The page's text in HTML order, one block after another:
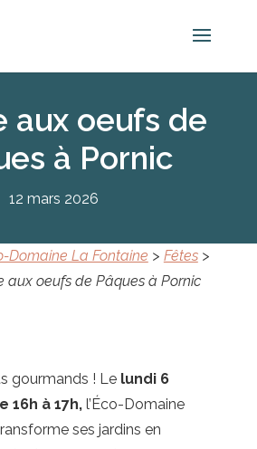
aux oeufs de
à Pornic
12 mars 2026
Domaine La Fontaine > Fêtes>
aux oeufs de Pâques à Pornic
gourmands ! Le lundi 6
16h à 17h, l’Éco-Domaine
ses jardins en